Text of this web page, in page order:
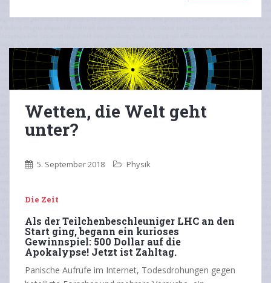
Wetten, die Welt geht
unter?
5. September 2018 Physik
Die Zeit
Als der Teilchenbeschleuniger LHC an den
Start ging, begann ein kurioses
Gewinnspiel: 500 Dollar auf die
Apokalypse! Jetzt ist Zahltag.
Panische Aufrufe im Internet, Todesdrohungen gegen